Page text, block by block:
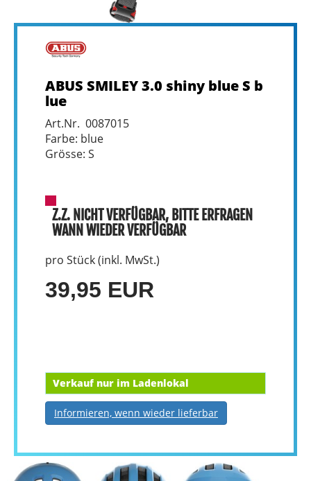
ABUS SMILEY 3.0 shiny blue S b
lue
Art.Nr. 0087015
Farbe: blue
Grösse: S
Z.Z. NICHT VERFÜGBAR, BITTE ERFRAGEN
WANN WIEDER VERFÜGBAR
pro Stück (inkl. MwSt.)
39,95 EUR
Verkauf nur im Ladenlokal
Informieren, wenn wieder lieferbar